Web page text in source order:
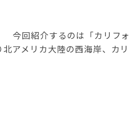
今回紹介するのは「カリフォ
アメリカ大陸の西海岸、カリ